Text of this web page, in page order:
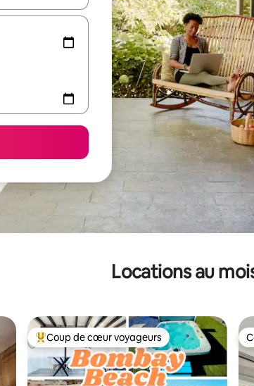
Locations au
aimés Coup de cœur voyageurs parmi les plus aimés
Coup de cœur voyageurs